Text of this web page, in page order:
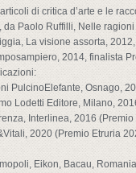
di critica d’arte e le
Paolo Ruffilli, Nelle
La visione assorta,
2014, finalista
PulcinoElefante, Osnago,
Lodetti Editore, Milano,
Interlinea, 2016
2020 (Premio Etruria
Eikon, Bacau,